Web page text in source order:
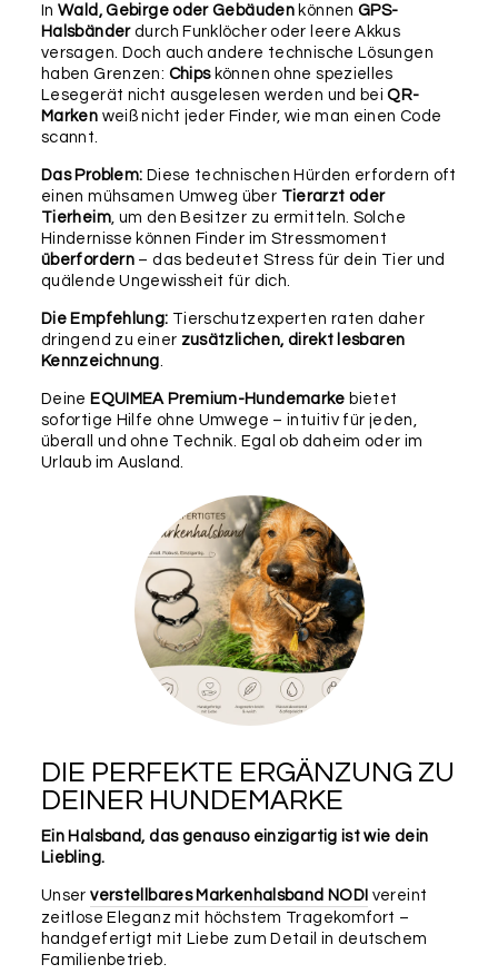
als Upgrade.
Befestigung
SCHLÜSSELRING
RUND
25MM
LEDERBÄNDCHEN
Wichtig:Bitte überprüfe nochmals alle Angaben in
diesem Formular auf ihre Richtigkeit, da wir diese 1:1
für die Produktion übernehmen und keine weiteren
Rückfragen, Prüfungen oder Korrekturen
vornehmen können. Für etwaige Fehler in deinen
Angaben können wir leider keine Haftung
InWald, Gebirge oder Gebäuden können GPS-
Halsbänderdurch Funklöcher oder leere Akkus
versagen. Doch auch andere technische Lösungen
haben Grenzen: Chipskönnen ohne spezielles
Lesegerät nicht ausgelesen werden und beiQR-
Marken weiß nicht jeder Finder, wie man einen Code
scannt.
Das Problem: Diese technischen Hürden erfordern oft
einen mühsamen Umweg über Tierarzt oder
Tierheim, um den Besitzer zu ermitteln. Solche
Hindernisse können Finder im Stressmoment
überfordern – das bedeutet Stress für dein Tier und
quälende Ungewissheit für dich.
Die Empfehlung: Tierschutzexperten raten daher
dringend zu einer zusätzlichen, direkt lesbaren
Kennzeichnung.
Deine EQUIMEA Premium-Hundemarke bietet
sofortige Hilfe ohne Umwege – intuitiv für jeden,
überall und ohne Technik. Egal ob daheim oder im
Urlaub im Ausland.
DIE PERFEKTE ERGÄNZUNG ZU
DEINER HUNDEMARKE
Ein Halsband, das genauso einzigartig ist wie dein
Liebling.
Unser verstellbares Markenhalsband NODI vereint
zeitlose Eleganz mit höchstem Tragekomfort –
handgefertigt mit Liebe zum Detail in deutschem
Familienbetrieb.